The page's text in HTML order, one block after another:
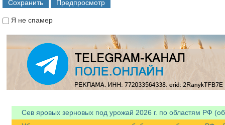
Я не спамер
Сев яровых зерновых под урожай 2026 г. по областям РФ